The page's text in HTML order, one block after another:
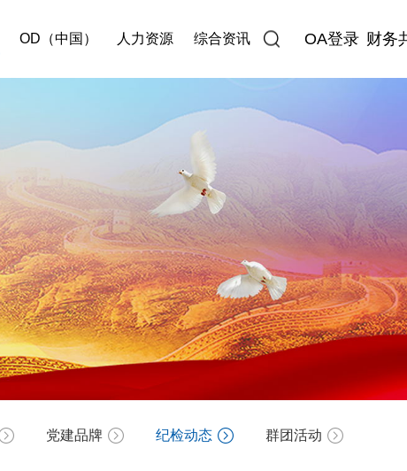
OD（中国） 人力资源 综合资讯 OA登录 财务
党建品牌 纪检动态 群团活动